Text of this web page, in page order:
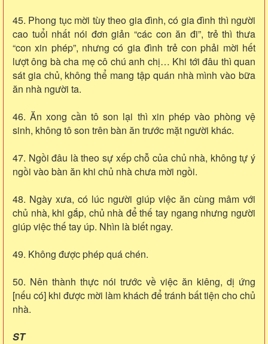
45. Phong tục mời tùy theo gia đình, có gia đình thì người
cao tuổi nhất nói đơn giản “các con ăn đi”, trẻ thì thưa
“con xin phép”, nhưng có gia đình trẻ con phải mời hết
lượt ông bà cha mẹ cô chú anh chị… Khi tới đâu thì quan
sát gia chủ, không thể mang tập quán nhà mình vào bữa
ăn nhà người ta.
46. Ăn xong cần tô son lại thì xin phép vào phòng vệ
sinh, không tô son trên bàn ăn trước mặt người khác.
47. Ngồi đâu là theo sự xếp chỗ của chủ nhà, không tự ý
ngồi vào bàn ăn khi chủ nhà chưa mời ngồi.
48. Ngày xưa, có lúc người giúp việc ăn cùng mâm với
chủ nhà, khi gắp, chủ nhà để thế tay ngang nhưng người
giúp việc thế tay úp. Nhìn là biết ngay.
49. Không được phép quá chén.
50. Nên thành thực nói trước về việc ăn kiêng, dị ứng
[nếu có] khi được mời làm khách để tránh bất tiện cho chủ
nhà.
ST